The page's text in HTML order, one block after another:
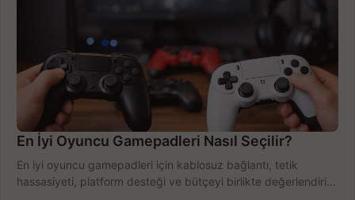
En İyi Oyuncu Gamepadleri Nasıl Seçilir?
En iyi oyuncu gamepadleri için kablosuz bağlantı, tetik
hassasiyeti, platform desteği ve bütçeyi birlikte değerlendirin;